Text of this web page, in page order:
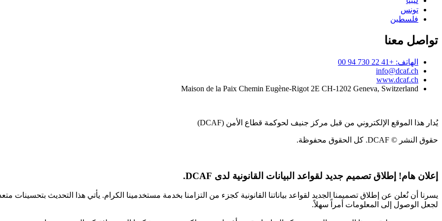
تونس
فلسطين
تواصل معنا
الهاتف: +41 22 730 94 00
info@dcaf.ch
www.dcaf.ch
Maison de la Paix Chemin Eugène-Rigot 2E CH-1202 Geneva, Switzerland
يُدار هذا الموقع الإلكتروني من قبل مركز جنيف لحوكمة قطاع الأمن (DCAF)
حقوق النشر © DCAF. كل الحقوق محفوظة.
إعلان هام! إطلاق تصميم جديد لقواعد البيانات القانونية لدى DCAF.
يسرنا أن نُعلن عن إطلاق تصميمنا الجديد لقواعد بياناتنا القانونية كجزء من التزامنا بخدمة مستخدمينا الكرام. يأتي هذا التحديث
لجعل الوصول إلى المعلومات أمراً سهلاً.